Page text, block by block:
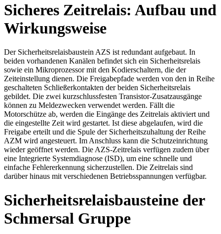
Sicheres Zeitrelais: Aufbau und
Wirkungsweise
Der Sicherheitsrelaisbaustein AZS ist redundant aufgebaut. In
beiden vorhandenen Kanälen befindet sich ein Sicherheitsrelais
sowie ein Mikroprozessor mit den Kodierschaltern, die der
Zeiteinstellung dienen. Die Freigabepfade werden von den in Reihe
geschalteten Schließerkontakten der beiden Sicherheitsrelais
gebildet. Die zwei kurzschlussfesten Transistor-Zusatzausgänge
können zu Meldezwecken verwendet werden. Fällt die
Motorschütze ab, werden die Eingänge des Zeitrelais aktiviert und
die eingestellte Zeit wird gestartet. Ist diese abgelaufen, wird die
Freigabe erteilt und die Spule der Sicherheitszuhaltung der Reihe
AZM wird angesteuert. Im Anschluss kann die Schutzeinrichtung
wieder geöffnet werden. Die AZS-Zeitrelais verfügen zudem über
eine Integrierte Systemdiagnose (ISD), um eine schnelle und
einfache Fehlererkennung sicherzustellen. Die Zeitrelais sind
darüber hinaus mit verschiedenen Betriebsspannungen verfügbar.
Sicherheitsrelaisbausteine der
Schmersal Gruppe